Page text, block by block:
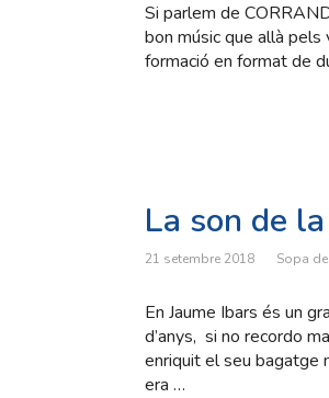
Si parlem de
bon músic que allà
formació en format de
La son de
21 setembre 2018 Sopa
En Jaume Ibars és un
d’anys, si no recordo
enriquit el seu bagatge
era …